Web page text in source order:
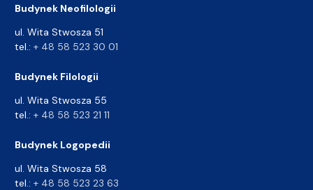
Budynek Neofilologii
ul. Wita Stwosza 51
tel.: + 48 58 523 30 01
Budynek Filologii
ul. Wita Stwosza 55
tel.: + 48 58 523 21 11
Budynek Logopedii
ul. Wita Stwosza 58
tel.: + 48 58 523 23 63